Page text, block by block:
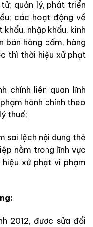
quản lý, phát triển
các hoạt động về
nhập khẩu, kinh
bán hàng cấm, hàng
thì thời hiệu xử phạt
chính liên quan lĩnh
hành chính theo
thuế;
sai lệch nội dung thẻ
nằm trong lĩnh vực
xử phạt vi phạm
2012, được sửa đổi